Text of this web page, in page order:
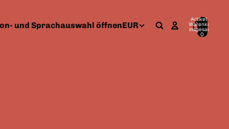
und Sprachauswahl öffnenEUR
Artikel im
Warenkorb
insgesamt:
0